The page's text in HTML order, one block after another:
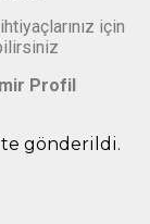
için
Profil
te gönderildi.